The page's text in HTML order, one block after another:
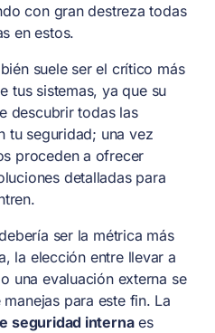
con gran destreza todas
en estos.
suele ser el crítico más
tus sistemas, ya que su
descubrir todas las
tu seguridad; una vez
proceden a ofrecer
detalladas para
ser la métrica más
la elección entre llevar a
una evaluación externa se
para este fin. La
seguridad internaes